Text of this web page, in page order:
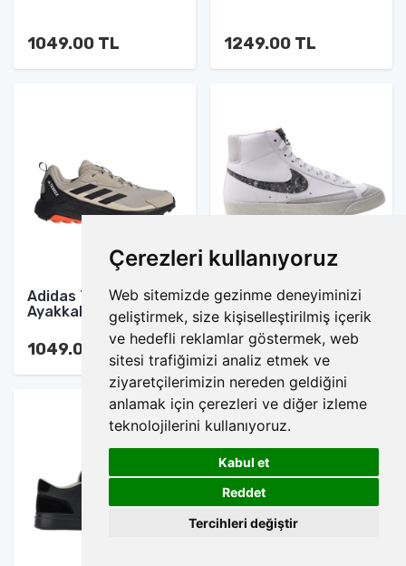
Çerezleri kullanıyoruz
Web sitemizde gezinme deneyiminizi
geliştirmek, size kişiselleştirilmiş içerik
ve hedefli reklamlar göstermek, web
sitesi trafiğimizi analiz etmek ve
ziyaretçilerimizin nereden geldiğini
anlamak için çerezleri ve diğer izleme
teknolojilerini kullanıyoruz.
Kabul et
Reddet
Tercihleri değiştir
1049.00 TL 1249.00 TL
Adidas Terrex Spor
Ayakkabı
1049.00 TL
Nike Blazer Mid Spor
Ayakkabı
1049.00 TL